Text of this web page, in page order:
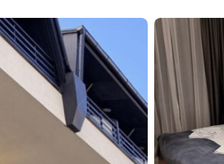
Koviljača Sokobanja
Stara planina
Ždrelo
Kraljevo